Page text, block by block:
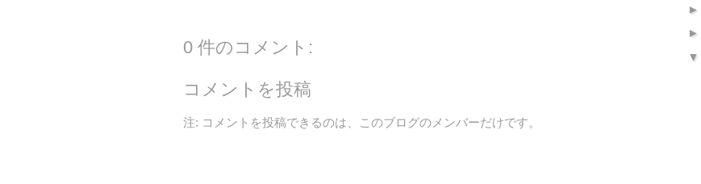
0 件のコメント:
コメントを投稿
注: コメントを投稿できるのは、このブログのメンバーだけです。
►
►
▼